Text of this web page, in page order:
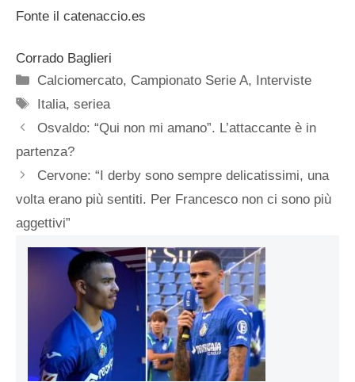
Fonte il catenaccio.es
Corrado Baglieri
Categorie
Calciomercato, Campionato Serie A, Interviste
Tag
Italia,seriea
Osvaldo: “Qui non mi amano”. L’attaccante è in
partenza?
Cervone: “I derby sono sempre delicatissimi, una
volta erano più sentiti. Per Francesco non ci sono più
aggettivi”